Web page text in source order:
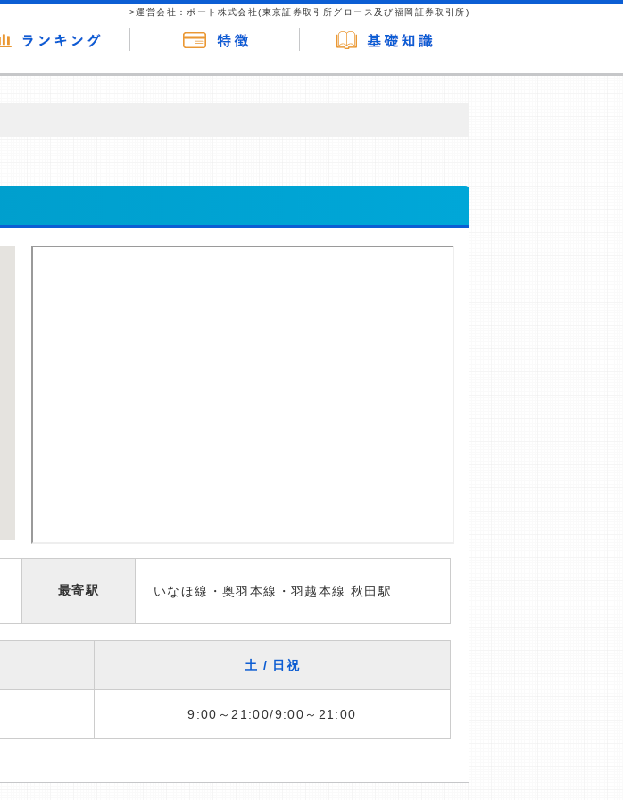
>運営会社：ポート株式会社(東京証券取引所グロース及び福岡証券取引所)
最寄駅 いなほ線・奥羽本線・羽越本線 秋田駅
土 / 日祝
9:00～21:00/9:00～21:00